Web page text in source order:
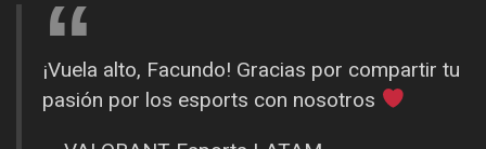
¡Vuela alto, Facundo! Gracias por compartir tu
pasión por los esports con nosotros